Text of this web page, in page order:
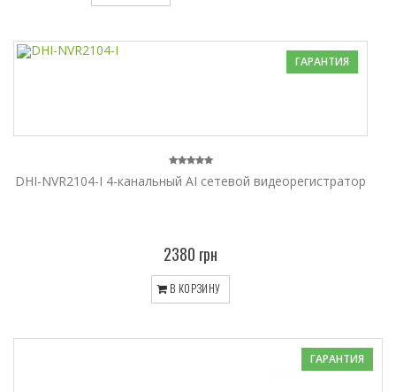
ГАРАНТИЯ
DHI-NVR2104-I 4-канальный AI сетевой видеорегистратор
2380 грн
В КОРЗИНУ
ГАРАНТИЯ